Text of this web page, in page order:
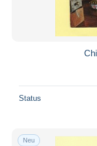
Status
Neu